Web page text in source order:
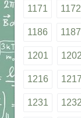
1171 1172
1186 1187
1201 1202
1216 1217
1231 1232